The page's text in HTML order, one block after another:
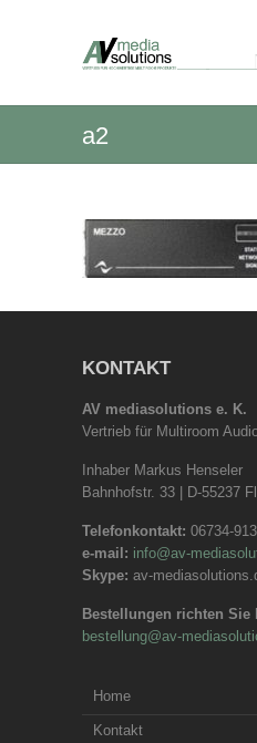
a2
KONTAKT
AV mediasolutions e. K.
Vertrieb für Multiroom
Inhaber Markus Henseler
Bahnhofstr. 33 | D-55237
Telefonkontakt: 06734-
e-mail: info@av-
Skype: av-
Bestellungen richten Sie
bestellung@av-
Home
Kontakt